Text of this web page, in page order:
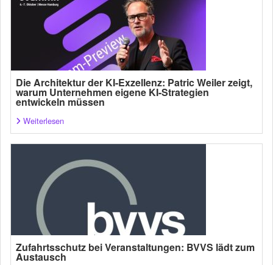
Die Architektur der KI-Exzellenz: Patric Weiler zeigt,
warum Unternehmen eigene KI-Strategien
entwickeln müssen
Weiterlesen
Zufahrtsschutz bei Veranstaltungen: BVVS lädt zum
Austausch